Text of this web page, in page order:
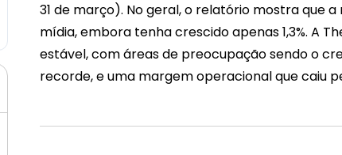
31 de março). No geral, o relatório mostra que
mídia, embora tenha crescido apenas 1,3%. A
estável, com áreas de preocupação sendo o
recorde, e uma margem operacional que caiu